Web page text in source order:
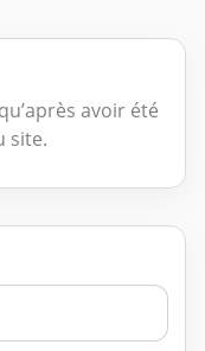
avoir été
site.